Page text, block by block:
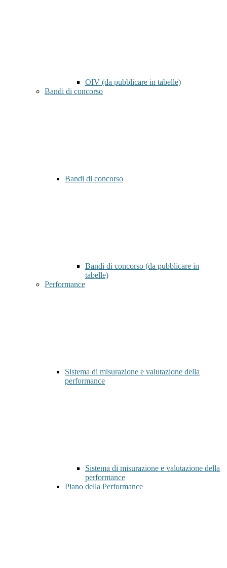
OIV (da pubblicare in tabelle)
Bandi di concorso
Bandi di concorso
Bandi di concorso (da pubblicare in
tabelle)
Performance
Sistema di misurazione e valutazione della
performance
Sistema di misurazione e valutazione della
performance
Piano della Performance